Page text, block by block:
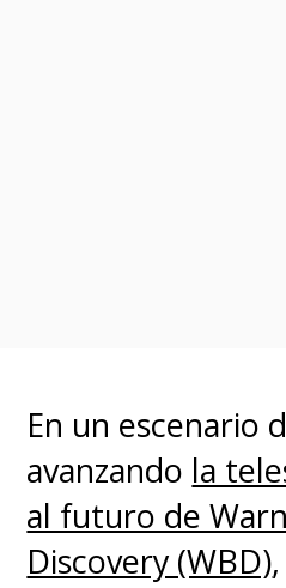
completamente
producción tras
luego de salir a
acusaciones de
En un escenario
avanzando la
al futuro de
Discovery (WBD)